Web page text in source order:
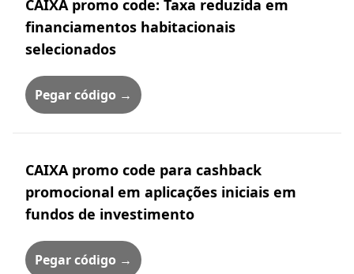
CAIXA promo code: Taxa reduzida em
financiamentos habitacionais
selecionados
Pegar código →
CAIXA promo code para cashback
promocional em aplicações iniciais em
fundos de investimento
Pegar código →